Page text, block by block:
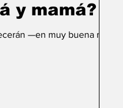
y mamá?
—en muy buena medida